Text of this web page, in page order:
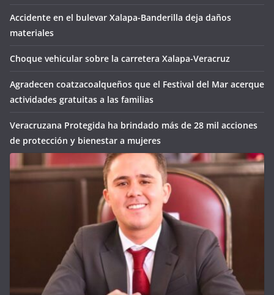
Accidente en el bulevar Xalapa-Banderilla deja daños
materiales
Choque vehicular sobre la carretera Xalapa-Veracruz
Agradecen coatzacoalqueños que el Festival del Mar acerque
actividades gratuitas a las familias
Veracruzana Protegida ha brindado más de 28 mil acciones
de protección y bienestar a mujeres